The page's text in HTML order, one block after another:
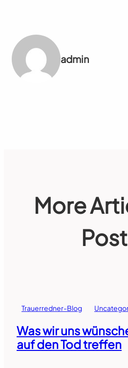
admin
More
Trauerredner-Blog
Was wir uns
auf den Tod treffen